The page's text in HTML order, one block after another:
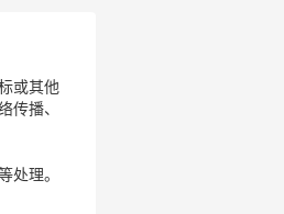
或其他
传播、
处理。